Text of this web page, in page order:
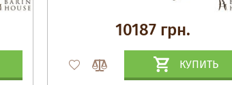
10187 грн.
КУПИТЬ